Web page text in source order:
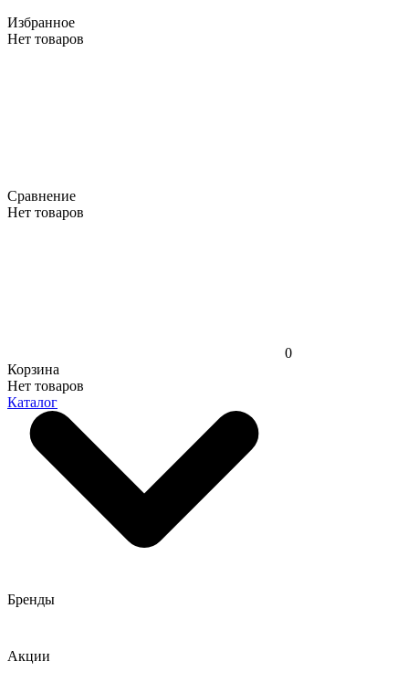
Избранное
Нет товаров
Сравнение
Нет товаров
0
Корзина
Нет товаров
Каталог
Бренды
Акции